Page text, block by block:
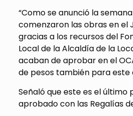
“Como se anunció la
comenzaron las obras en el
gracias a los recursos del
Local de la Alcaldía de la
acaban de aprobar en el
de pesos también para este
Señaló que este es el último
aprobado con las Regalías